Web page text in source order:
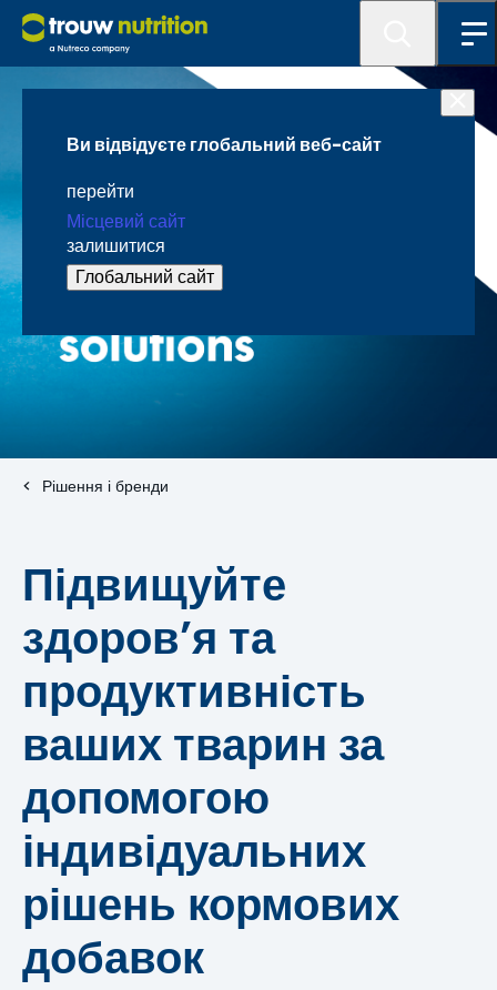
Ви відвідуєте глобальний веб-сайт
перейти
Місцевий сайт
залишитися
Глобальний сайт
Рішення і бренди
Підвищуйте
здоров’я та
продуктивність
ваших тварин за
допомогою
індивідуальних
рішень кормових
добавок